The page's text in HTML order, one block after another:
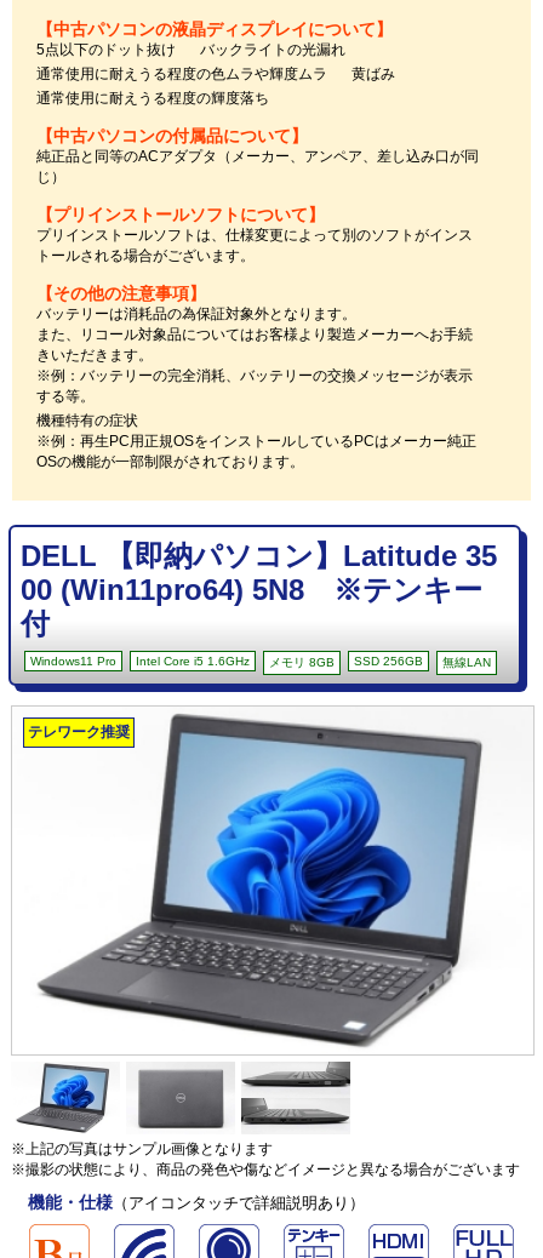
【中古パソコンの液晶ディスプレイについて】
5点以下のドット抜け
バックライトの光漏れ
通常使用に耐えうる程度の色ムラや輝度ムラ
黄ばみ
通常使用に耐えうる程度の輝度落ち
【中古パソコンの付属品について】
純正品と同等のACアダプタ（メーカー、アンペア、差し込み口が同
じ）
【プリインストールソフトについて】
プリインストールソフトは、仕様変更によって別のソフトがインス
トールされる場合がございます。
【その他の注意事項】
バッテリーは消耗品の為保証対象外となります。
また、リコール対象品についてはお客様より製造メーカーへお手続
きいただきます。
※例：バッテリーの完全消耗、バッテリーの交換メッセージが表示
する等。
機種特有の症状
※例：再生PC用正規OSをインストールしているPCはメーカー純正
OSの機能が一部制限がされております。
DELL 【即納パソコン】Latitude 35
00 (Win11pro64) 5N8 ※テンキー
付
Windows11 Pro Intel Core i5 1.6GHz メモリ 8GB SSD 256GB 無線LAN
テレワーク推奨
※上記の写真はサンプル画像となります
※撮影の状態により、商品の発色や傷などイメージと異なる場合がございます
機能・仕様（アイコンタッチで詳細説明あり）